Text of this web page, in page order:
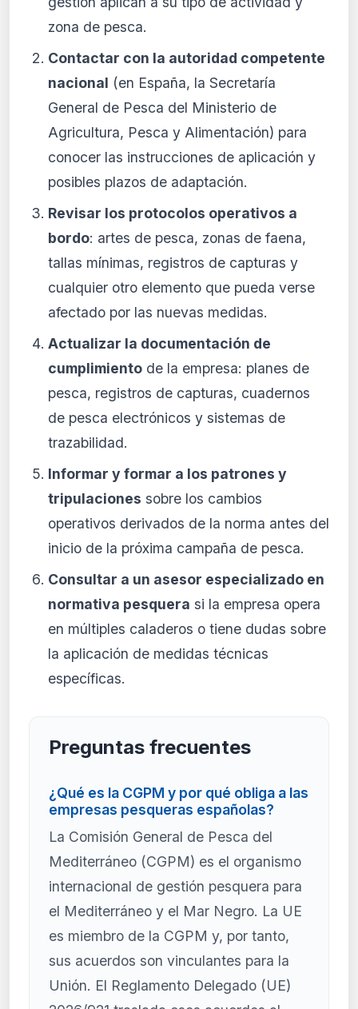
zona de pesca.
Contactar con la autoridad competente
nacional (en España, la Secretaría
General de Pesca del Ministerio de
Agricultura, Pesca y Alimentación) para
conocer las instrucciones de aplicación y
posibles plazos de adaptación.
Revisar los protocolos operativos a
bordo: artes de pesca, zonas de faena,
tallas mínimas, registros de capturas y
cualquier otro elemento que pueda verse
afectado por las nuevas medidas.
Actualizar la documentación de
cumplimiento de la empresa: planes de
pesca, registros de capturas, cuadernos
de pesca electrónicos y sistemas de
trazabilidad.
Informar y formar a los patrones y
tripulaciones sobre los cambios
operativos derivados de la norma antes del
inicio de la próxima campaña de pesca.
Consultar a un asesor especializado en
normativa pesquera si la empresa opera
en múltiples caladeros o tiene dudas sobre
la aplicación de medidas técnicas
específicas.
Preguntas frecuentes
¿Qué es la CGPM y por qué obliga a las
empresas pesqueras españolas?
La Comisión General de Pesca del
Mediterráneo (CGPM) es el organismo
internacional de gestión pesquera para
el Mediterráneo y el Mar Negro. La UE
es miembro de la CGPM y, por tanto,
sus acuerdos son vinculantes para la
Unión. El Reglamento Delegado (UE)